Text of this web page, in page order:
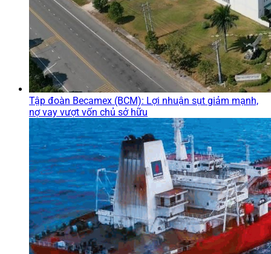
Tập đoàn Becamex (BCM): Lợi nhuận sụt giảm mạnh,
nợ vay vượt vốn chủ sở hữu